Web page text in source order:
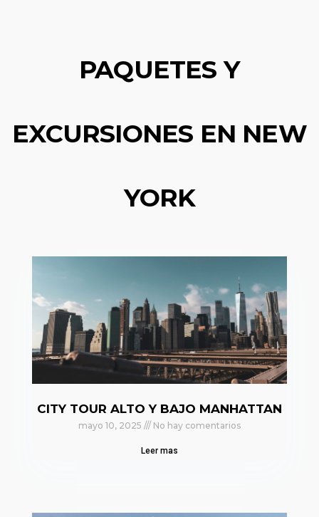
PAQUETES Y
EXCURSIONES EN NEW
YORK
CITY TOUR ALTO Y BAJO MANHATTAN
mayo 10, 2025 No hay comentarios
Leer mas